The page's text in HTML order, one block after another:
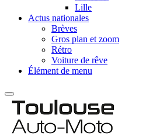
Lille
Actus nationales
Brèves
Gros plan et zoom
Rétro
Voiture de rêve
Élément de menu